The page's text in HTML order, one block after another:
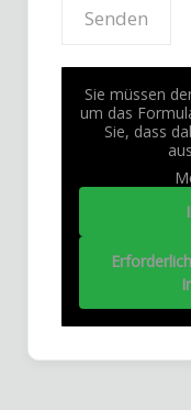
Sie müssen
um das
Sie, dass